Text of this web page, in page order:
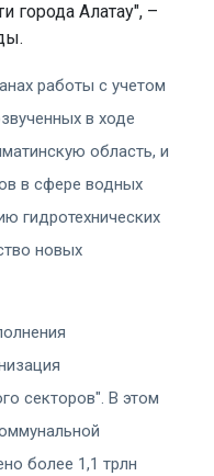
города Алатау", –
работы с учетом
в ходе
область, и
в сфере водных
гидротехнических
новых
секторов". В этом
более 1,1 трлн